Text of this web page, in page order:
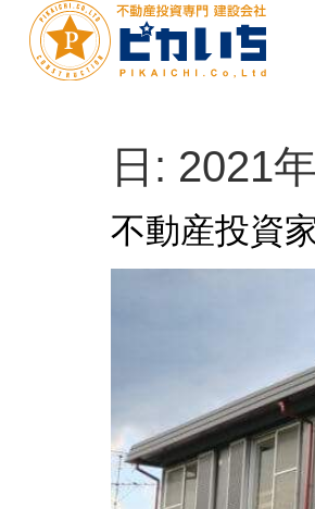
日: 2021
不動産投資